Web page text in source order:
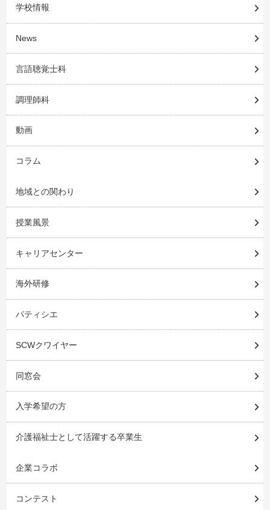
学校情報
News
言語聴覚士科
調理師科
動画
コラム
地域との関わり
授業風景
キャリアセンター
海外研修
パティシエ
SCWクワイヤー
同窓会
入学希望の方
介護福祉士として活躍する卒業生
企業コラボ
コンテスト